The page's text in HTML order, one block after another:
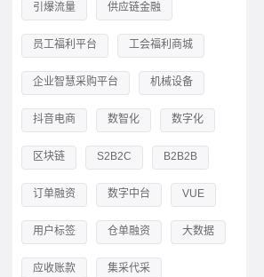
引爆流量 供应链金融
员工福利平台 工会福利商城
企业智慧采购平台 机械设备
抖音电商 数智化 数字化
区块链 S2B2C B2B2B
订单融资 数字中台 VUE
用户标签 仓单融资 大数据
应收账款 集采代采